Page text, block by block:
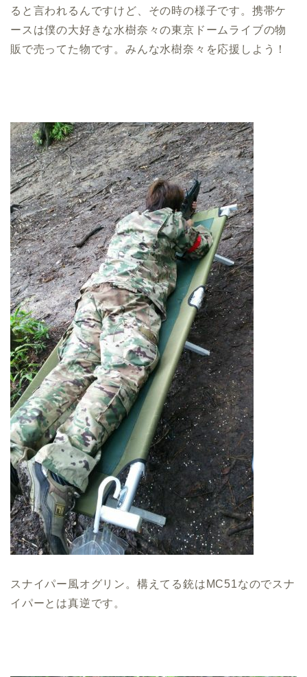
ると言われるんですけど、その時の様子です。携帯ケ
ースは僕の大好きな水樹奈々の東京ドームライブの物
販で売ってた物です。みんな水樹奈々を応援しよう！
スナイパー風オグリン。構えてる銃はMC51なのでスナ
イパーとは真逆です。